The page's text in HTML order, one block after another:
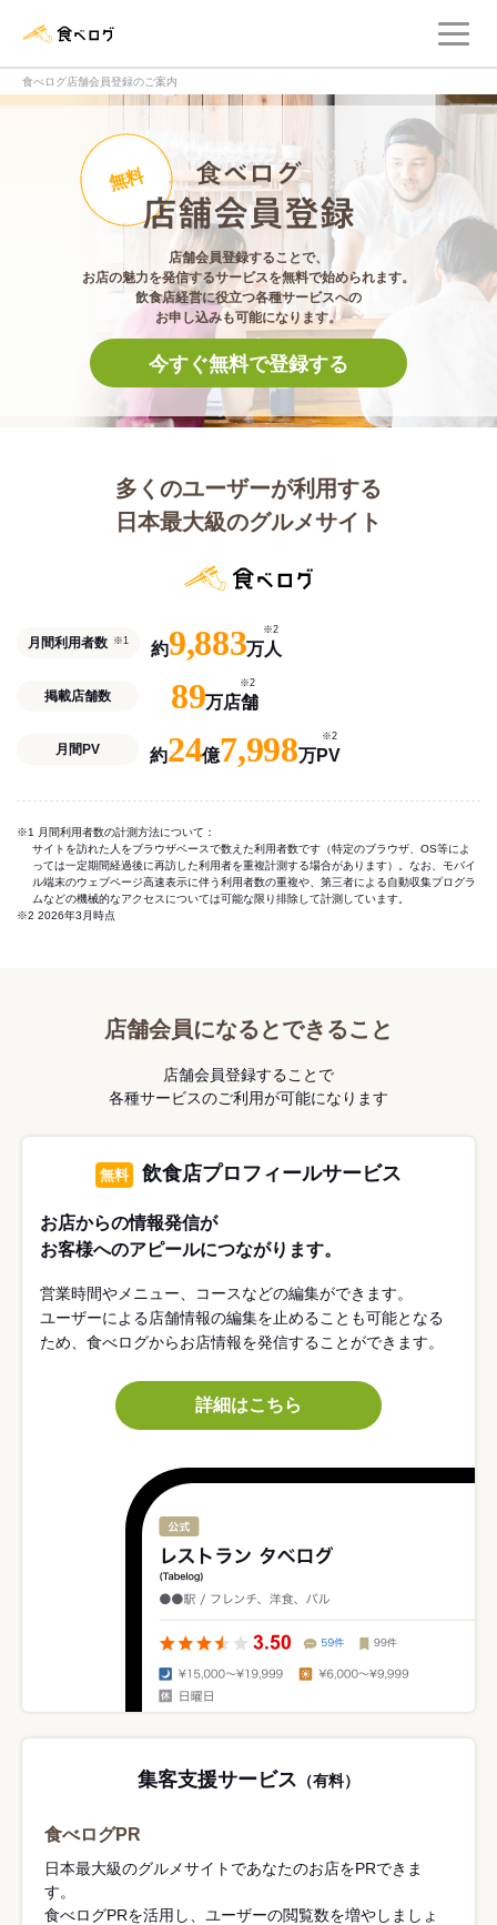
食べログ店舗会員登録のご案内
食べログ店舗会員
無料
店舗会員登録することで、
お店の魅力を発信するサービスを無料で始められます。
飲食店経営に役立つ各種サービスへの
お申し込みも可能になります。
今すぐ無料で登録する
多くのユーザーが利用する
日本最大級のグルメサイト
月間利用者数 ※1 約9,883万人
※2
掲載店舗数 89万店舗
※2
月間PV 約24億7,998万PV
※2
※1 月間利用者数の計測方法について：
サイトを訪れた人をブラウザベースで数えた利用者数です（特定のブラウザ、OS等によ
っては一定期間経過後に再訪した利用者を重複計測する場合があります）。なお、モバイ
ル端末のウェブページ高速表示に伴う利用者数の重複や、第三者による自動収集プログラ
ムなどの機械的なアクセスについては可能な限り排除して計測しています。
※2 2026年3月時点
店舗会員になるとできること
店舗会員登録することで
各種サービスのご利用が可能になります
無料 飲食店プロフィールサービス
お店からの情報発信が
お客様へのアピールにつながります。
営業時間やメニュー、コースなどの編集ができます。
ユーザーによる店舗情報の編集を止めることも可能となる
ため、食べログからお店情報を発信することができます。
詳細はこちら
集客支援サービス （有料）
食べログPR
日本最大級のグルメサイトであなたのお店をPRできま
す。
食べログPRを活用し、ユーザーの閲覧数を増やしましょ